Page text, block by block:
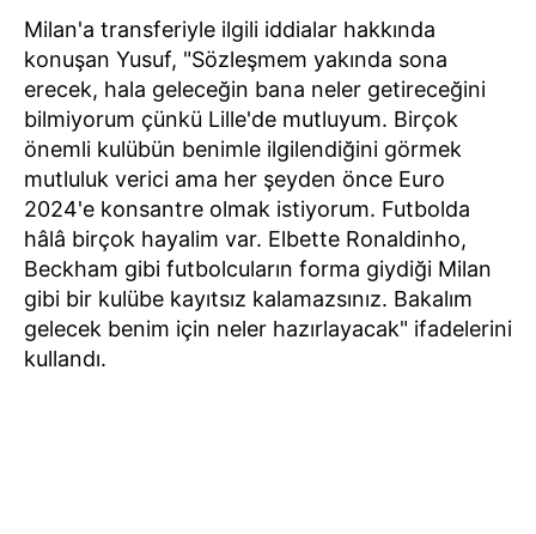
Milan'a transferiyle ilgili iddialar hakkında
konuşan Yusuf, "Sözleşmem yakında sona
erecek, hala geleceğin bana neler getireceğini
bilmiyorum çünkü Lille'de mutluyum. Birçok
önemli kulübün benimle ilgilendiğini görmek
mutluluk verici ama her şeyden önce Euro
2024'e konsantre olmak istiyorum. Futbolda
hâlâ birçok hayalim var. Elbette Ronaldinho,
Beckham gibi futbolcuların forma giydiği Milan
gibi bir kulübe kayıtsız kalamazsınız. Bakalım
gelecek benim için neler hazırlayacak" ifadelerini
kullandı.